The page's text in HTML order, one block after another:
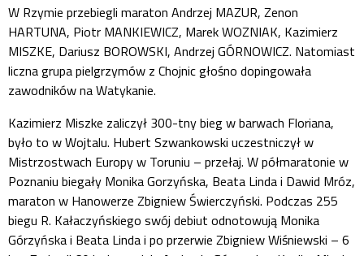
W Rzymie przebiegli maraton Andrzej MAZUR, Zenon
HARTUNA, Piotr MANKIEWICZ, Marek WOZNIAK, Kazimierz
MISZKE, Dariusz BOROWSKI, Andrzej GÓRNOWICZ. Natomiast
liczna grupa pielgrzymów z Chojnic głośno dopingowała
zawodników na Watykanie.
Kazimierz Miszke zaliczył 300-tny bieg w barwach Floriana,
było to w Wojtalu. Hubert Szwankowski uczestniczył w
Mistrzostwach Europy w Toruniu – przełaj. W półmaratonie w
Poznaniu biegały Monika Gorzyńska, Beata Linda i Dawid Mróz,
maraton w Hanowerze Zbigniew Świerczyński. Podczas 255
biegu R. Kałaczyńskiego swój debiut odnotowują Monika
Górzyńska i Beata Linda i po przerwie Zbigniew Wiśniewski – 6